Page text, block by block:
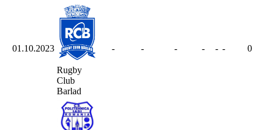
01.10.2023
Rugby
Club
Barlad
- - - - - - 0